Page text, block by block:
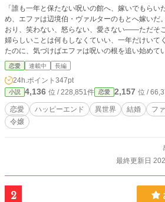
「誰も一年と保たない呪いの館へ、嫁いでもらい
め、エファは辺境伯・ヴァルターのもとへ嫁いだ
おり、笑わない、怒らない、愛さない——ただそ
婦らしいことは何もしなくていい、一年だけいて
たのに、気づけばエファは呪いの根を追い始めて
たい」という理由だけで。 そして封印が解けたと
たのはエファを抱き寄せることだった。
恋愛 連載中 長編
24h.ポイント 347pt
小説 4,136 位 / 228,851件 恋愛 2,157 位 /
恋愛 ハッピーエンド 異世界 結婚 フ
令嬢
最終更新日
2